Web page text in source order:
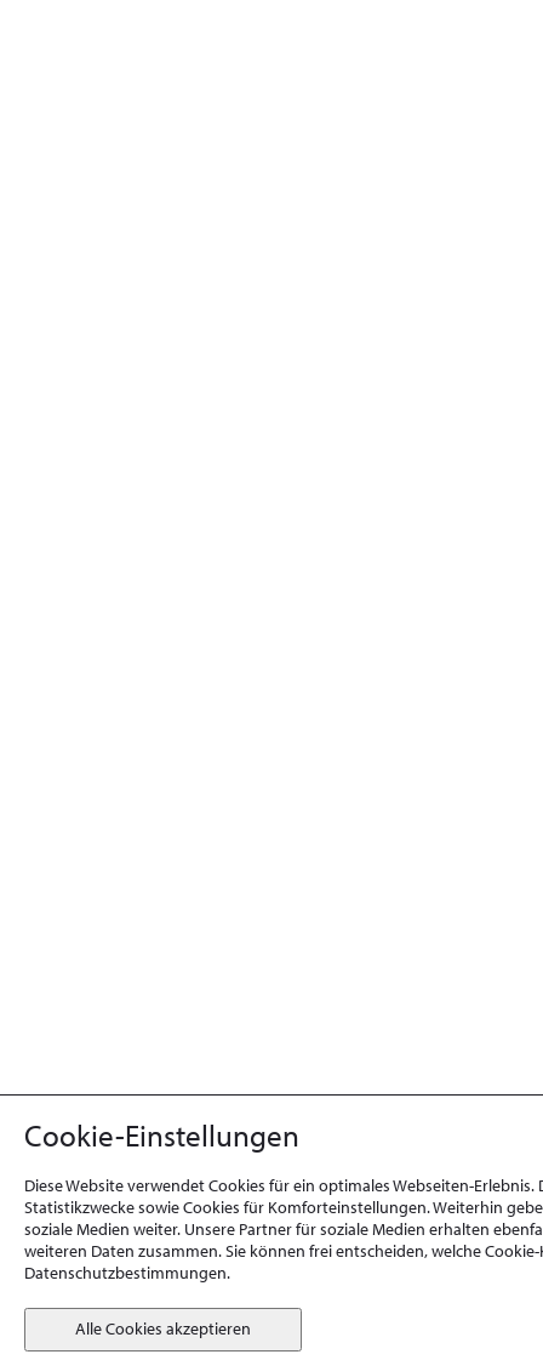
Cookie-Einstellungen
Diese Website verwendet Cookies für ein optimales Webseiten-
Statistikzwecke sowie Cookies für Komforteinstellungen. Weiterhin
soziale Medien weiter. Unsere Partner für soziale Medien erhalten
weiteren Daten zusammen. Sie können frei entscheiden, welche
Datenschutzbestimmungen.
Alle Cookies akzeptieren